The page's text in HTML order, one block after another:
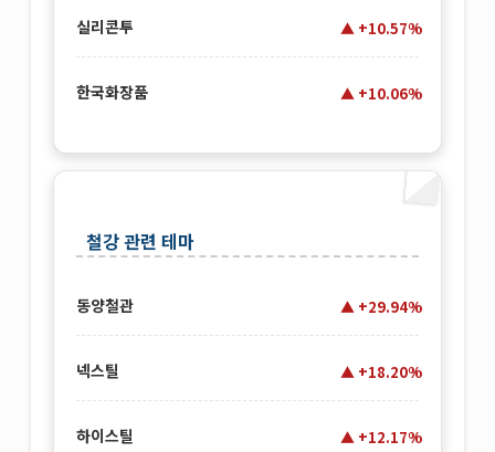
실리콘투 +10.57%
한국화장품 +10.06%
철강 관련 테마
동양철관 +29.94%
넥스틸 +18.20%
하이스틸 +12.17%